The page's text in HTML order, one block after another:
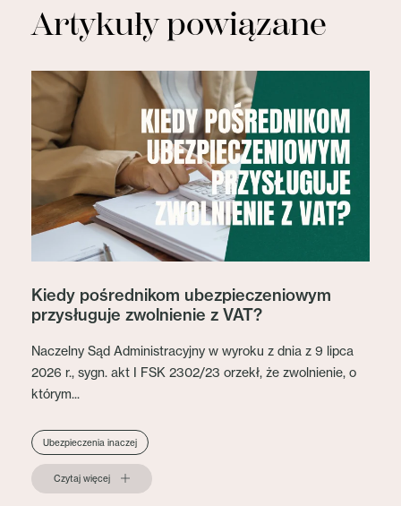
Artykuły powiązane
Kiedy pośrednikom ubezpieczeniowym
przysługuje zwolnienie z VAT?
Naczelny Sąd Administracyjny w wyroku z dnia z 9 lipca
2026 r., sygn. akt I FSK 2302/23 orzekł, że zwolnienie, o
którym...
Ubezpieczenia inaczej
Czytaj więcej